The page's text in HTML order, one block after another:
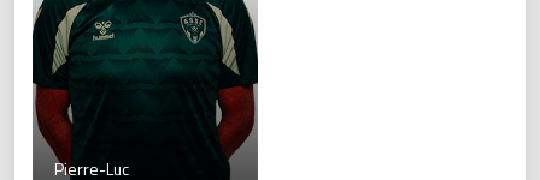
Pierre-Luc